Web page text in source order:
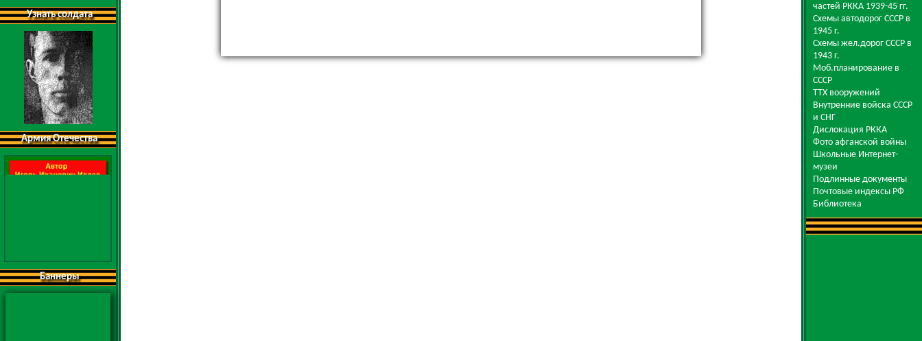
Узнать солдата
Армия Отечества
Баннеры
частей РККА 1939-45 гг.
Схемы автодорог СССР в
1945 г.
Схемы жел.дорог СССР в
1943 г.
Моб.планирование в
СССР
ТТХ вооружений
Внутренние войска СССР
и СНГ
Дислокация РККА
Фото афганской войны
Школьные Интернет-
музеи
Подлинные документы
Почтовые индексы РФ
Библиотека